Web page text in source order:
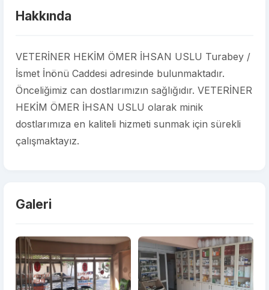
Hakkında
VETERİNER HEKİM ÖMER İHSAN USLU Turabey /
İsmet İnönü Caddesi adresinde bulunmaktadır.
Önceliğimiz can dostlarımızın sağlığıdır. VETERİNER
HEKİM ÖMER İHSAN USLU olarak minik
dostlarımıza en kaliteli hizmeti sunmak için sürekli
çalışmaktayız.
Galeri